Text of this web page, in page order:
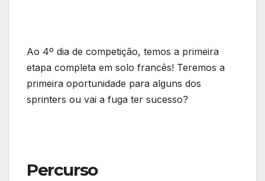
Ao 4º dia de competição, temos a primeira
etapa completa em solo francês! Teremos a
primeira oportunidade para alguns dos
sprinters ou vai a fuga ter sucesso?
Percurso